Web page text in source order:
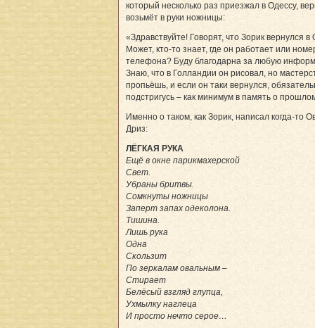
который несколько раз приезжал в Одессу,
возьмёт в руки ножницы:
«Здравствуйте! Говорят, что Зорик вернулся в
Может, кто-то знает, где он работает или
телефона? Буду благодарна за любую
Знаю, что в Голландии он рисовал, но
пропьёшь, и если он таки вернулся,
подстригусь – как минимум в память о
Именно о таком, как Зорик, написал когда-то
Дриз:
ЛЁГКАЯ РУКА
Ещё в окне парикмахерской
Свет.
Убраны бритвы.
Сомкнуты ножницы
Заперт запах одеколона.
Тишина.
Лишь рука
Одна
Скользит
По зеркалам овальным –
Стирает
Белёсый взгляд глупца,
Ухмылку наглеца
И просто нечто серое…